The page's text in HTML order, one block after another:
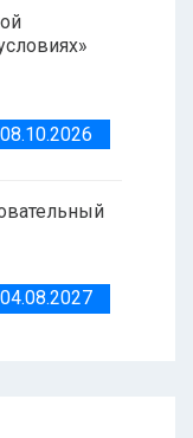
08.10.2026
04.08.2027